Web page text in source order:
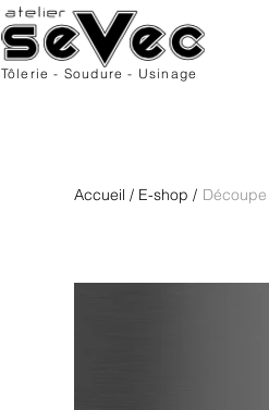
Tôlerie - Soudure - Usinage
Accueil / E-shop /